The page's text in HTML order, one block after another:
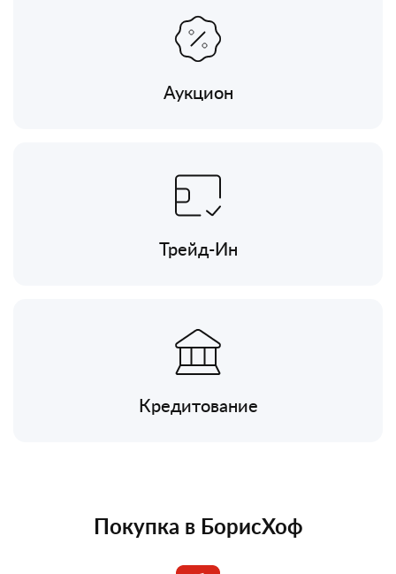
Аукцион
Трейд-Ин
Кредитование
Покупка в БорисХоф